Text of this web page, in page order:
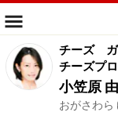
チーズ
チーズプ
小笠原
おがさわら